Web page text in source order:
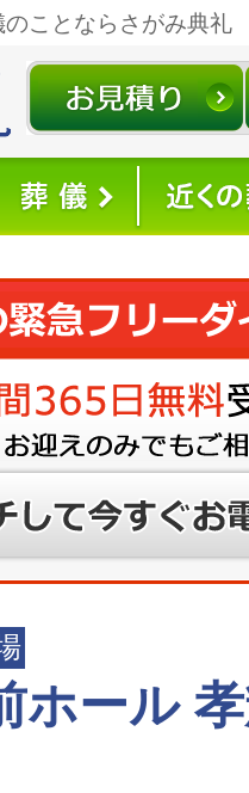
のことならさがみ典礼
ホール